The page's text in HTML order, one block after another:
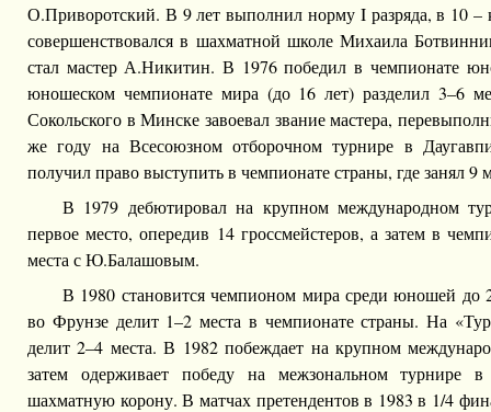
О.Приворотский. В 9 лет выполнил норму I разряда, в 10 –
совершенствовался в шахматной школе Михаила
стал мастер А.Никитин. В 1976 победил в чемпионате
юношеском чемпионате мира (до 16 лет) разделил 3–6
Сокольского в Минске завоевал звание мастера,
же году на Всесоюзном отборочном турнире в
получил право выступить в чемпионате страны, где занял 9
В 1979 дебютировал на крупном международном
первое место, опередив 14 гроссмейстеров, а затем в
места с Ю.Балашовым.
В 1980 становится чемпионом мира среди юношей
во Фрунзе делит 1–2 места в чемпионате страны. На
делит 2–4 места. В 1982 побеждает на крупном
затем одерживает победу на межзональном турнире
шахматную корону. В матчах претендентов в 1983 в 1/4